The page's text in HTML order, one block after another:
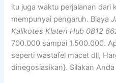
itu juga waktu perjalanan dari
mempunyai pengaruh. Biaya
Kalikotes Klaten Hub 0812
700.000 sampai 1.500.000.
seperti wastafel macet dll,
dinegosiasikan}. Silakan